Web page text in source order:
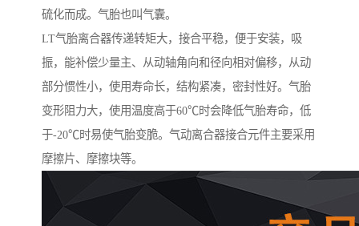
硫化而成。气胎也叫气囊。
LT气胎离合器传递转矩大，接合平稳，便于安装，吸
振，能补偿少量主、从动轴角向和径向相对偏移，从动
部分惯性小，使用寿命长，结构紧凑，密封性好。气胎
变形阻力大，使用温度高于60℃时会降低气胎寿命，低
于-20℃时易使气胎变脆。气动离合器接合元件主要采用
摩擦片、摩擦块等。